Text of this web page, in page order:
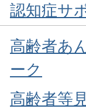
認知症サ
高齢者あ
ーク
高齢者等